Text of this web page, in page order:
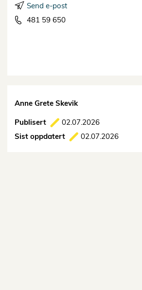
Send e-post
481 59 650
Anne Grete Skevik
Publisert
02.07.2026
Sist oppdatert
02.07.2026